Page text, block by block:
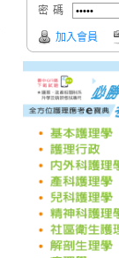
密碼
加入會員